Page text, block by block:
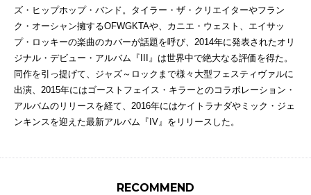
ズ・ヒップホップ・バンド。タイラー・ザ・クリエイターやフラン
ク・オーシャン擁するOFWGKTAや、カニエ・ウェスト、エイサッ
プ・ロッキーの楽曲のカバーが話題を呼び、2014年に発表されたオリ
ジナル・デビュー・アルバム『III』は世界中で絶大なる評価を得た。
同作を引っ提げて、ジャズ～ロックまで様々大型フェスティヴァルに
出演、2015年にはゴーストフェイス・キラーとのコラボレーション・
アルバムのリリースを経て、2016年にはケイトラナダやミック・ジェ
ンキンスを迎えた最新アルバム『IV』をリリースした。
RECOMMEND